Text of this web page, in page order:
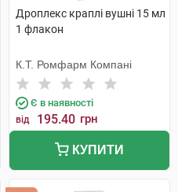
Дроплекс краплі вушні 15 мл
1 флакон
К.Т. Ромфарм Компані
Є в наявності
від 195.40 грн
КУПИТИ